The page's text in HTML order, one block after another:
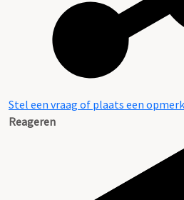
Stel een vraag of plaats een
Reageren